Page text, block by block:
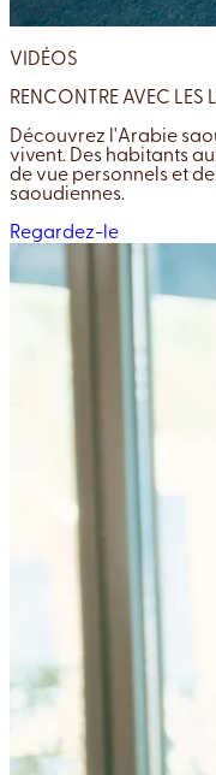
VIDÉOS
RENCONTRE AVEC LES
Découvrez l'Arabie
vivent. Des habitants
de vue personnels et
saoudiennes.
Regardez-le